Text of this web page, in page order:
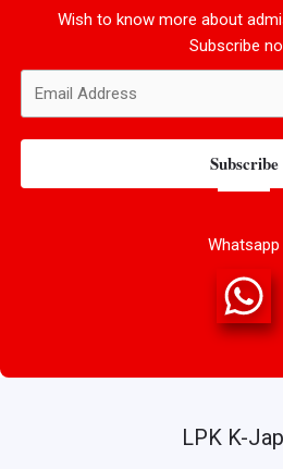
Wish to know more about
Subscribe
Subscribe
Whatsapp
LPK K-